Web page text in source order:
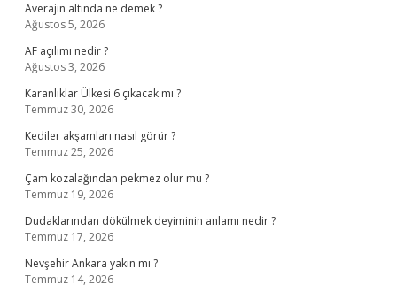
Averajın altında ne demek ?
Ağustos 5, 2026
AF açılımı nedir ?
Ağustos 3, 2026
Karanlıklar Ülkesi 6 çıkacak mı ?
Temmuz 30, 2026
Kediler akşamları nasıl görür ?
Temmuz 25, 2026
Çam kozalağından pekmez olur mu ?
Temmuz 19, 2026
Dudaklarından dökülmek deyiminin anlamı nedir ?
Temmuz 17, 2026
Nevşehir Ankara yakın mı ?
Temmuz 14, 2026